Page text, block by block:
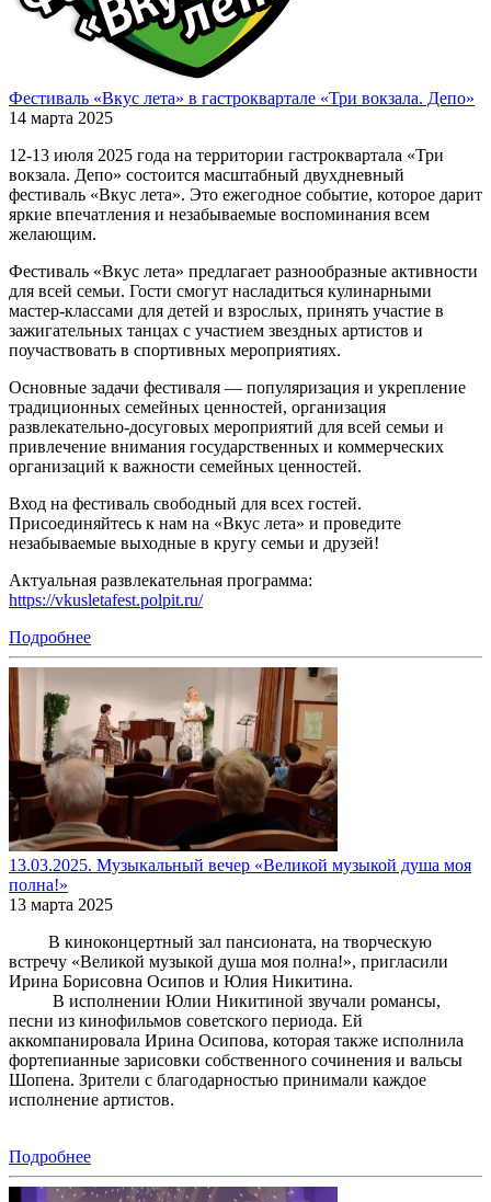
Фестиваль «Вкус лета» в гастроквартале «Три вокзала. Депо»
14 марта 2025
12-13 июля 2025 года на территории гастроквартала «Три
вокзала. Депо» состоится масштабный двухдневный
фестиваль «Вкус лета». Это ежегодное событие, которое дарит
яркие впечатления и незабываемые воспоминания всем
желающим.
Фестиваль «Вкус лета» предлагает разнообразные активности
для всей семьи. Гости смогут насладиться кулинарными
мастер-классами для детей и взрослых, принять участие в
зажигательных танцах с участием звездных артистов и
поучаствовать в спортивных мероприятиях.
Основные задачи фестиваля — популяризация и укрепление
традиционных семейных ценностей, организация
развлекательно-досуговых мероприятий для всей семьи и
привлечение внимания государственных и коммерческих
организаций к важности семейных ценностей.
Вход на фестиваль свободный для всех гостей.
Присоединяйтесь к нам на «Вкус лета» и проведите
незабываемые выходные в кругу семьи и друзей!
Актуальная развлекательная программа:
https://vkusletafest.polpit.ru/
Подробнее
13.03.2025. Музыкальный вечер «Великой музыкой душа моя
полна!»
13 марта 2025
В киноконцертный зал пансионата, на творческую
встречу «Великой музыкой душа моя полна!», пригласили
Ирина Борисовна Осипов и Юлия Никитина.
В исполнении Юлии Никитиной звучали романсы,
песни из кинофильмов советского периода. Ей
аккомпанировала Ирина Осипова, которая также исполнила
фортепианные зарисовки собственного сочинения и вальсы
Шопена. Зрители с благодарностью принимали каждое
исполнение артистов.
Подробнее